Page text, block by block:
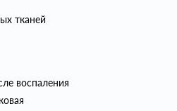
тканей
воспаления